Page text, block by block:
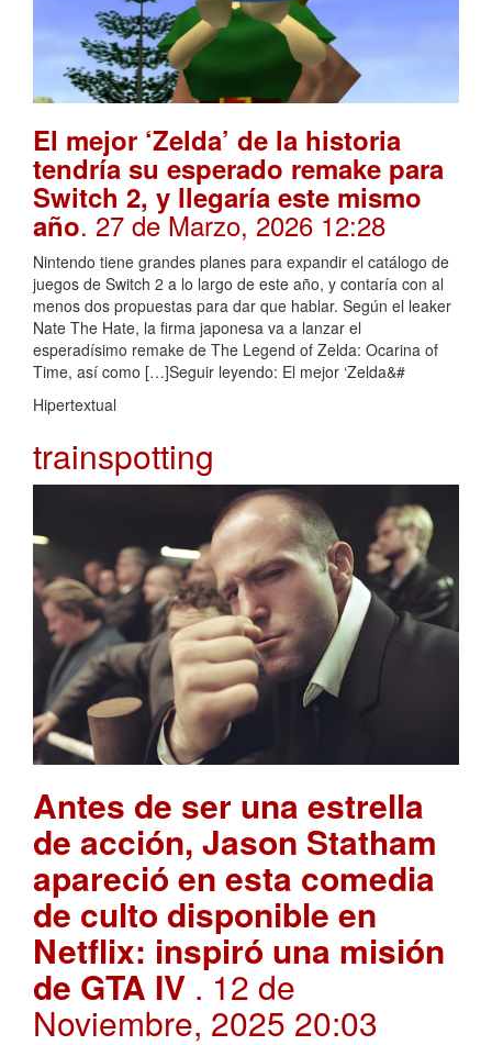
El mejor ‘Zelda’ de la historia
tendría su esperado remake para
Switch 2, y llegaría este mismo
año. 27 de Marzo, 2026 12:28
Nintendo tiene grandes planes para expandir el catálogo de
juegos de Switch 2 a lo largo de este año, y contaría con al
menos dos propuestas para dar que hablar. Según el leaker
Nate The Hate, la firma japonesa va a lanzar el
esperadísimo remake de The Legend of Zelda: Ocarina of
Time, así como […]Seguir leyendo: El mejor ‘Zelda&#
Hipertextual
trainspotting
Antes de ser una estrella
de acción, Jason Statham
apareció en esta comedia
de culto disponible en
Netflix: inspiró una misión
de GTA IV . 12 de
Noviembre, 2025 20:03